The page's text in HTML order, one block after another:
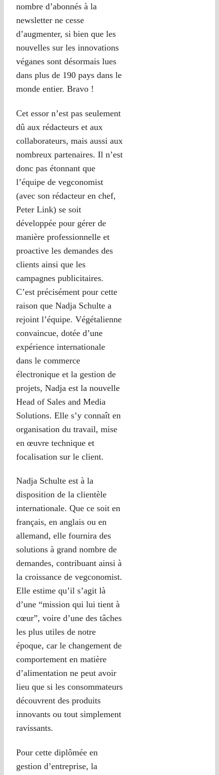
nombre d’abonnés à la
newsletter ne cesse
d’augmenter, si bien que les
nouvelles sur les innovations
véganes sont désormais lues
dans plus de 190 pays dans le
monde entier. Bravo !
Cet essor n’est pas seulement
dû aux rédacteurs et aux
collaborateurs, mais aussi aux
nombreux partenaires. Il n’est
donc pas étonnant que
l’équipe de vegconomist
(avec son rédacteur en chef,
Peter Link) se soit
développée pour gérer de
manière professionnelle et
proactive les demandes des
clients ainsi que les
campagnes publicitaires.
C’est précisément pour cette
raison que Nadja Schulte a
rejoint l’équipe. Végétalienne
convaincue, dotée d’une
expérience internationale
dans le commerce
électronique et la gestion de
projets, Nadja est la nouvelle
Head of Sales and Media
Solutions. Elle s’y connaît en
organisation du travail, mise
en œuvre technique et
focalisation sur le client.
Nadja Schulte est à la
disposition de la clientèle
internationale. Que ce soit en
français, en anglais ou en
allemand, elle fournira des
solutions à grand nombre de
demandes, contribuant ainsi à
la croissance de vegconomist.
Elle estime qu’il s’agit là
d’une “mission qui lui tient à
cœur”, voire d’une des tâches
les plus utiles de notre
époque, car le changement de
comportement en matière
d’alimentation ne peut avoir
lieu que si les consommateurs
découvrent des produits
innovants ou tout simplement
ravissants.
Pour cette diplômée en
gestion d’entreprise, la